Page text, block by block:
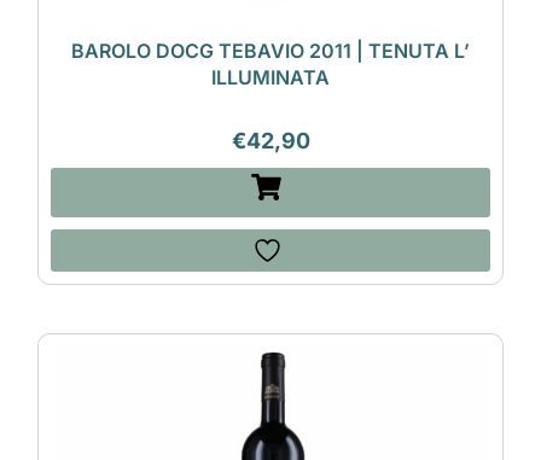
BAROLO DOCG TEBAVIO 2011 | TENUTA L’
ILLUMINATA
€42,90